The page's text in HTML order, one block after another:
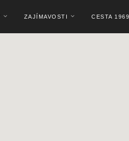
ZAJÍMAVOSTI CESTA 1969